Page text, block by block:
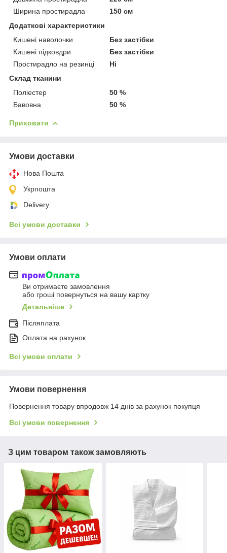
Ширина простирадла
150 см
Додаткові характеристики
Кишені наволочки
Без застібки
Кишені підковдри
Без застібки
Простирадло на резинці
Ні
Склад тканини
Поліестер
50 %
Бавовна
50 %
Приховати
Умови доставки
Нова Пошта
Укрпошта
Delivery
Всі умови доставки
Умови оплати
Ви отримаєте замовлення
або гроші повернуться на вашу картку
Детальніше
Післяплата
Оплата на рахунок
Всі умови оплати
Умови повернення
Повернення товару впродовж 14 днів за рахунок покупця
Всі умови повернення
З цим товаром також замовляють